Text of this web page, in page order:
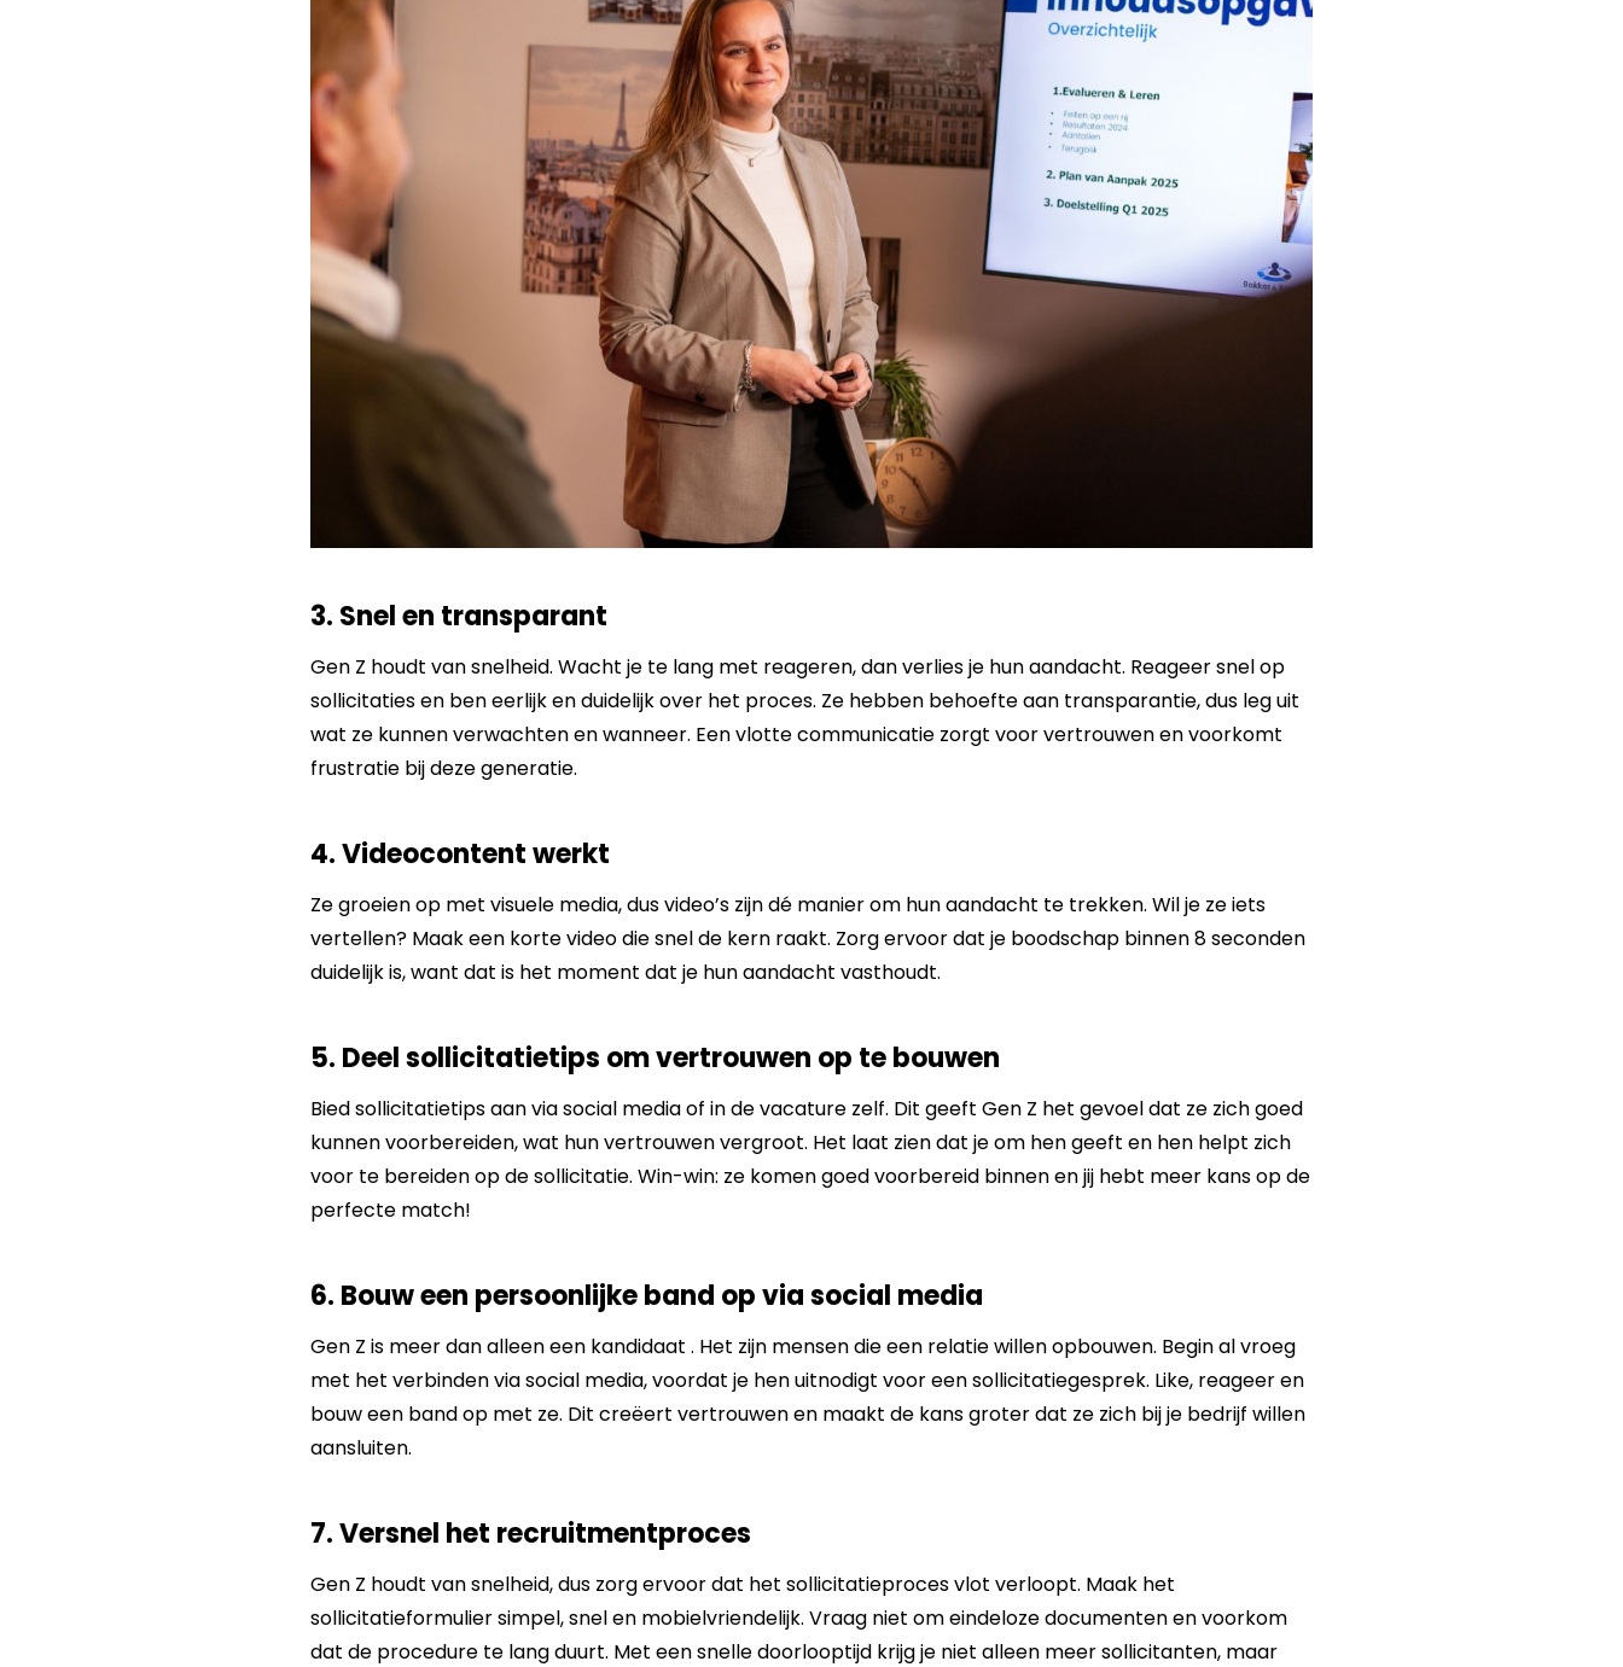
3. Snel en transparant
Gen Z houdt van snelheid. Wacht je te lang met reageren, dan verlies je hun aandacht. Reageer snel op
sollicitaties en ben eerlijk en duidelijk over het proces. Ze hebben behoefte aan transparantie, dus leg uit
wat ze kunnen verwachten en wanneer. Een vlotte communicatie zorgt voor vertrouwen en voorkomt
frustratie bij deze generatie.
4. Videocontent werkt
Ze groeien op met visuele media, dus video’s zijn dé manier om hun aandacht te trekken. Wil je ze iets
vertellen? Maak een korte video die snel de kern raakt. Zorg ervoor dat je boodschap binnen 8 seconden
duidelijk is, want dat is het moment dat je hun aandacht vasthoudt.
5. Deel sollicitatietips om vertrouwen op te bouwen
Bied sollicitatietips aan via social media of in de vacature zelf. Dit geeft Gen Z het gevoel dat ze zich goed
kunnen voorbereiden, wat hun vertrouwen vergroot. Het laat zien dat je om hen geeft en hen helpt zich
voor te bereiden op de sollicitatie. Win-win: ze komen goed voorbereid binnen en jij hebt meer kans op de
perfecte match!
6. Bouw een persoonlijke band op via social media
Gen Z is meer dan alleen een kandidaat . Het zijn mensen die een relatie willen opbouwen. Begin al vroeg
met het verbinden via social media, voordat je hen uitnodigt voor een sollicitatiegesprek. Like, reageer en
bouw een band op met ze. Dit creëert vertrouwen en maakt de kans groter dat ze zich bij je bedrijf willen
aansluiten.
7. Versnel het recruitmentproces
Gen Z houdt van snelheid, dus zorg ervoor dat het sollicitatieproces vlot verloopt. Maak het
sollicitatieformulier simpel, snel en mobielvriendelijk. Vraag niet om eindeloze documenten en voorkom
dat de procedure te lang duurt. Met een snelle doorlooptijd krijg je niet alleen meer sollicitanten, maar